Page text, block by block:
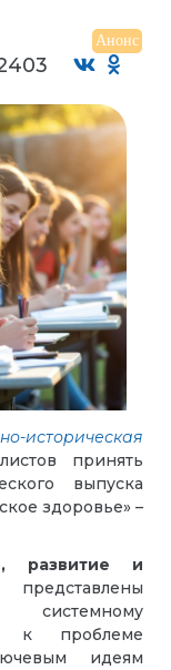
Анонс
историческая
принять
выпуска
здоровье» –
развитие и
к проблеме
идеям